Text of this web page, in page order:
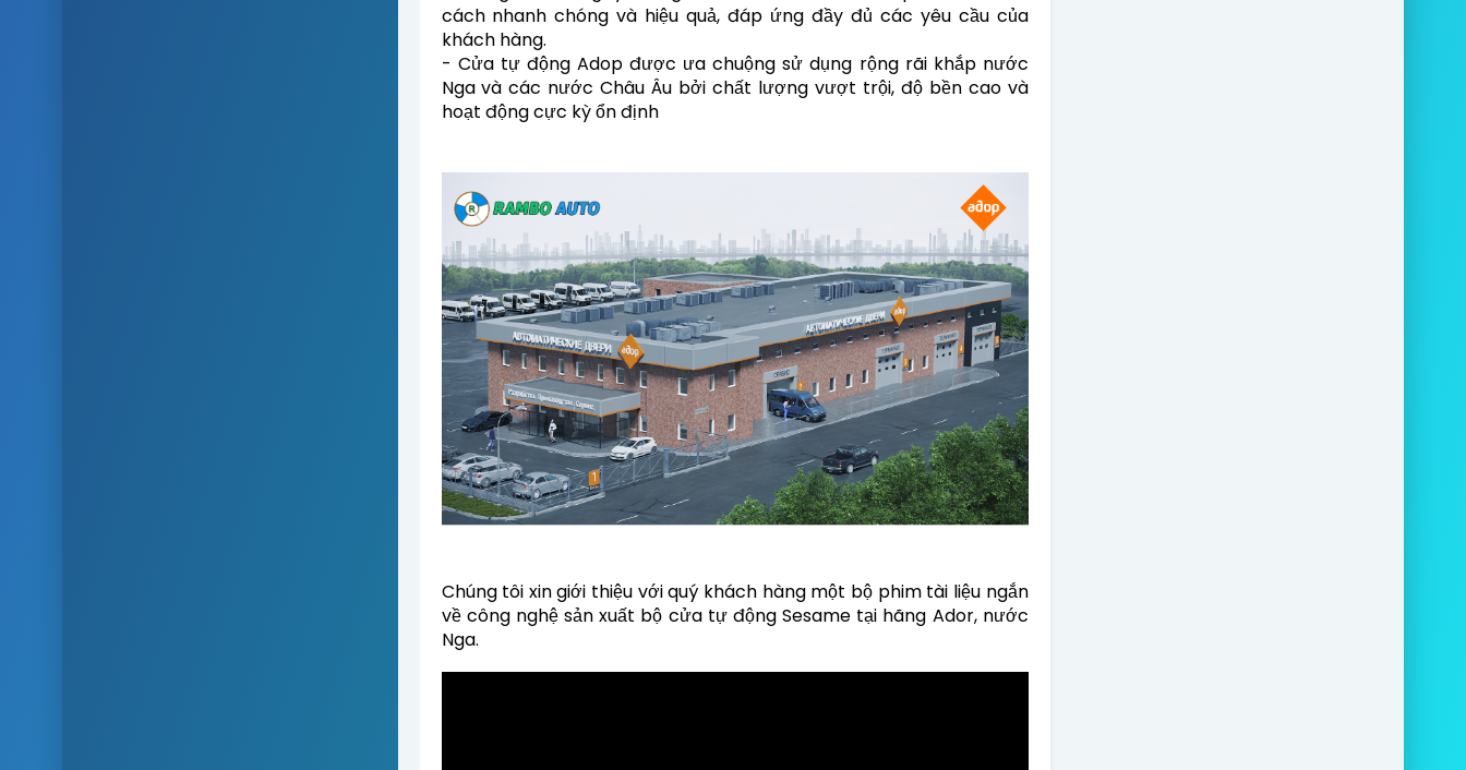
cách nhanh chóng và hiệu quả, đáp ứng đầy đủ các yêu cầu của
khách hàng.
- Cửa tự động Adop được ưa chuộng sử dụng rộng rãi khắp nước
Nga và các nước Châu Âu bởi chất lượng vượt trội, độ bền cao và
hoạt động cực kỳ ổn định
Chúng tôi xin giới thiệu với quý khách hàng một bộ phim tài liệu ngắn
về công nghệ sản xuất bộ cửa tự động Sesame tại hãng Ador, nước
Nga.